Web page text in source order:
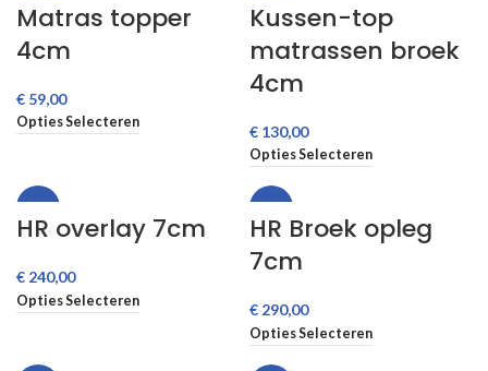
Matras topper
4cm
€
Opties Selecteren
Kussen-top
matrassen broek
4cm
€
Opties Selecteren
HR overlay 7cm
€
Opties Selecteren
HR Broek opleg
7cm
€
Opties Selecteren